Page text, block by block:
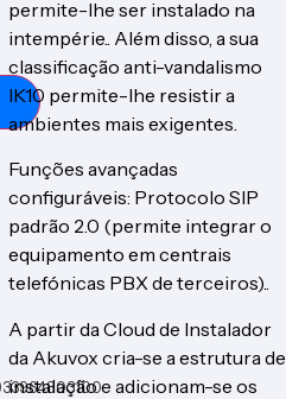
permite-lhe ser instalado na
intempérie.. Além disso, a sua
classificação anti-vandalismo
IK10 permite-lhe resistir a
ambientes mais exigentes.
Funções avançadas
configuráveis: Protocolo SIP
padrão 2.0 (permite integrar o
equipamento em centrais
telefónicas PBX de terceiros)..
A partir da Cloud de Instalador
da Akuvox cria-se a estrutura de
instalação e adicionam-se os